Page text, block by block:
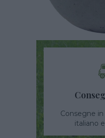
Consegne
italiano